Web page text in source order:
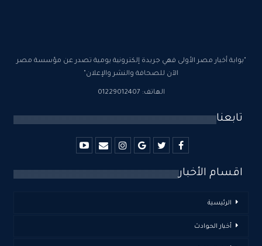
"بوابة أخبار مصر الأولى فهي جريدة إلكترونية يومية تصدر عن مؤسسة مصر
الآن للصحافة والنشر والإعلان"
الهاتف: 01229012407
تابعنا
اقسام الأخبار
الرئيسية
أخبار الحوادث